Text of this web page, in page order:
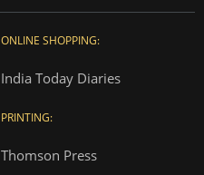
ONLINE SHOPPING:
India Today Diaries
PRINTING:
Thomson Press